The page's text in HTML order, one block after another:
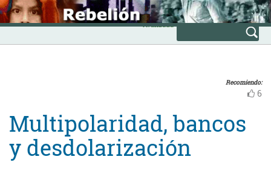
Skip
to
content
INICIO
Avanzada
Recomiendo:
6
Multipolaridad, bancos
y desdolarización